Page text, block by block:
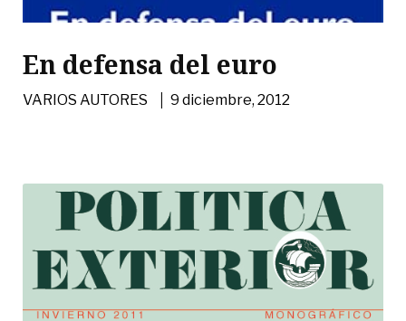
En defensa del euro
VARIOS AUTORES |9 diciembre, 2012